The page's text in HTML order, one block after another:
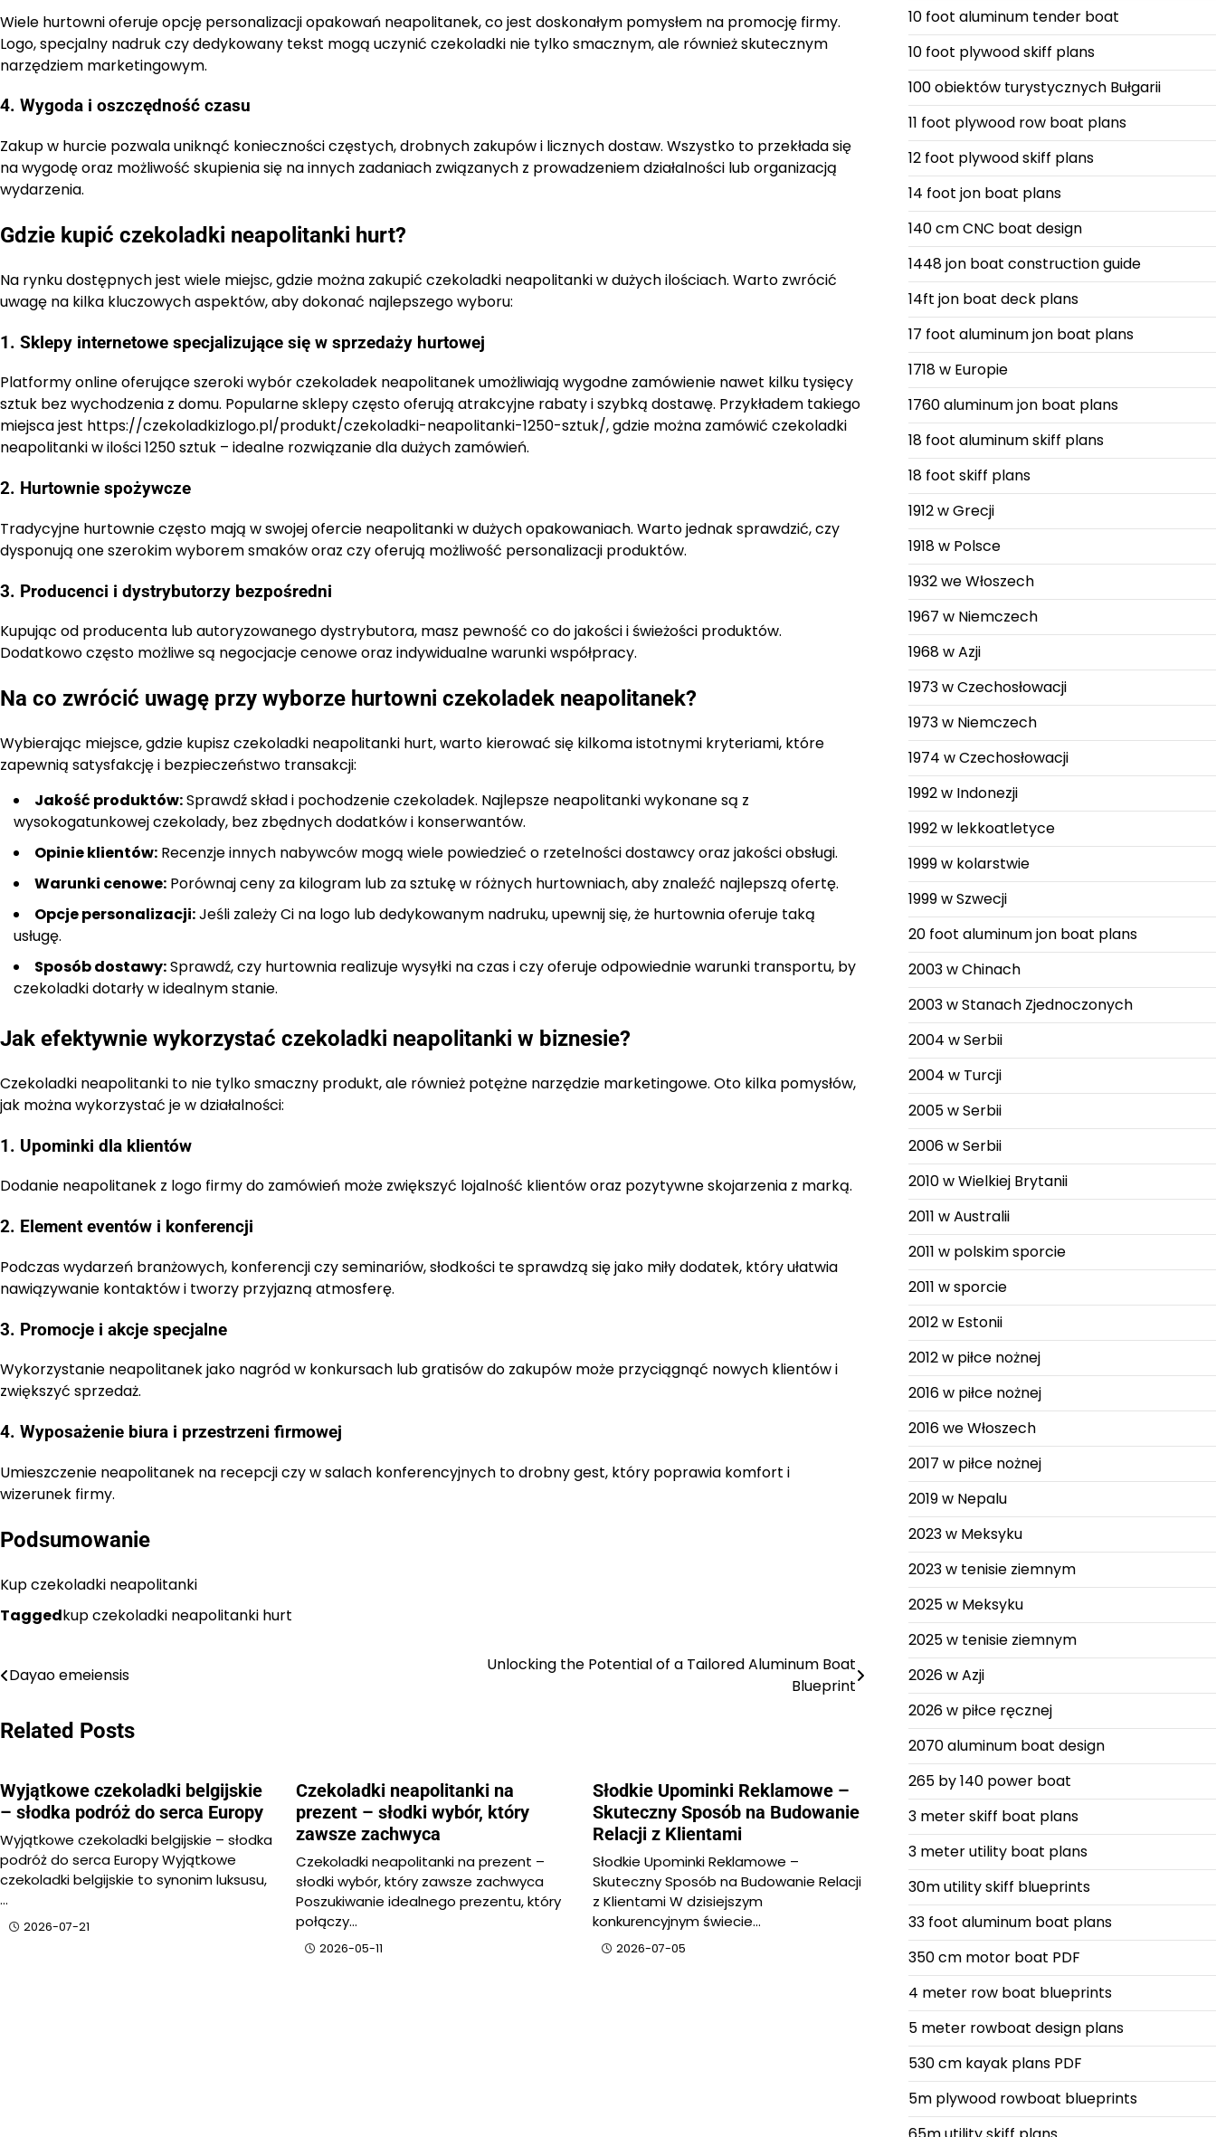
Wiele hurtowni oferuje opcję personalizacji opakowań neapolitanek, co jest doskonałym pomysłem na promocję firmy.
Logo, specjalny nadruk czy dedykowany tekst mogą uczynić czekoladki nie tylko smacznym, ale również skutecznym
narzędziem marketingowym.
4. Wygoda i oszczędność czasu
Zakup w hurcie pozwala uniknąć konieczności częstych, drobnych zakupów i licznych dostaw. Wszystko to przekłada się
na wygodę oraz możliwość skupienia się na innych zadaniach związanych z prowadzeniem działalności lub organizacją
wydarzenia.
Gdzie kupić czekoladki neapolitanki hurt?
Na rynku dostępnych jest wiele miejsc, gdzie można zakupić czekoladki neapolitanki w dużych ilościach. Warto zwrócić
uwagę na kilka kluczowych aspektów, aby dokonać najlepszego wyboru:
1. Sklepy internetowe specjalizujące się w sprzedaży hurtowej
Platformy online oferujące szeroki wybór czekoladek neapolitanek umożliwiają wygodne zamówienie nawet kilku tysięcy
sztuk bez wychodzenia z domu. Popularne sklepy często oferują atrakcyjne rabaty i szybką dostawę. Przykładem takiego
miejsca jest https://czekoladkizlogo.pl/produkt/czekoladki-neapolitanki-1250-sztuk/, gdzie można zamówić czekoladki
neapolitanki w ilości 1250 sztuk – idealne rozwiązanie dla dużych zamówień.
2. Hurtownie spożywcze
Tradycyjne hurtownie często mają w swojej ofercie neapolitanki w dużych opakowaniach. Warto jednak sprawdzić, czy
dysponują one szerokim wyborem smaków oraz czy oferują możliwość personalizacji produktów.
3. Producenci i dystrybutorzy bezpośredni
Kupując od producenta lub autoryzowanego dystrybutora, masz pewność co do jakości i świeżości produktów.
Dodatkowo często możliwe są negocjacje cenowe oraz indywidualne warunki współpracy.
Na co zwrócić uwagę przy wyborze hurtowni czekoladek neapolitanek?
Wybierając miejsce, gdzie kupisz czekoladki neapolitanki hurt, warto kierować się kilkoma istotnymi kryteriami, które
zapewnią satysfakcję i bezpieczeństwo transakcji:
Jakość produktów:Sprawdź skład i pochodzenie czekoladek. Najlepsze neapolitanki wykonane są z
wysokogatunkowej czekolady, bez zbędnych dodatków i konserwantów.
Opinie klientów: Recenzje innych nabywców mogą wiele powiedzieć o rzetelności dostawcy oraz jakości obsługi.
Warunki cenowe: Porównaj ceny za kilogram lub za sztukę w różnych hurtowniach, aby znaleźć najlepszą ofertę.
Opcje personalizacji:Jeśli zależy Ci na logo lub dedykowanym nadruku, upewnij się, że hurtownia oferuje taką
usługę.
Sposób dostawy:Sprawdź, czy hurtownia realizuje wysyłki na czas i czy oferuje odpowiednie warunki transportu, by
czekoladki dotarły w idealnym stanie.
Jak efektywnie wykorzystać czekoladki neapolitanki w biznesie?
Czekoladki neapolitanki to nie tylko smaczny produkt, ale również potężne narzędzie marketingowe. Oto kilka pomysłów,
jak można wykorzystać je w działalności:
1. Upominki dla klientów
Dodanie neapolitanek z logo firmy do zamówień może zwiększyć lojalność klientów oraz pozytywne skojarzenia z marką.
2. Element eventów i konferencji
Podczas wydarzeń branżowych, konferencji czy seminariów, słodkości te sprawdzą się jako miły dodatek, który ułatwia
nawiązywanie kontaktów i tworzy przyjazną atmosferę.
3. Promocje i akcje specjalne
Wykorzystanie neapolitanek jako nagród w konkursach lub gratisów do zakupów może przyciągnąć nowych klientów i
zwiększyć sprzedaż.
4. Wyposażenie biura i przestrzeni firmowej
Umieszczenie neapolitanek na recepcji czy w salach konferencyjnych to drobny gest, który poprawia komfort i
wizerunek firmy.
Podsumowanie
Kup czekoladki neapolitanki
Taggedkup czekoladki neapolitanki hurt
Nawigacja
Dayao emeiensis
Unlocking the Potential of a Tailored Aluminum Boat
Blueprint
Related Posts
Wyjątkowe czekoladki belgijskie
– słodka podróż do serca Europy
Wyjątkowe czekoladki belgijskie – słodka
podróż do serca Europy Wyjątkowe
czekoladki belgijskie to synonim luksusu,
…
2026-07-21
Czekoladki neapolitanki na
prezent – słodki wybór, który
zawsze zachwyca
Czekoladki neapolitanki na prezent –
słodki wybór, który zawsze zachwyca
Poszukiwanie idealnego prezentu, który
połączy…
2026-05-11
Słodkie Upominki Reklamowe –
Skuteczny Sposób na Budowanie
Relacji z Klientami
Słodkie Upominki Reklamowe –
Skuteczny Sposób na Budowanie Relacji
z Klientami W dzisiejszym
konkurencyjnym świecie…
2026-07-05
10 foot aluminum tender boat
10 foot plywood skiff plans
100 obiektów turystycznych Bułgarii
11 foot plywood row boat plans
12 foot plywood skiff plans
14 foot jon boat plans
140 cm CNC boat design
1448 jon boat construction guide
14ft jon boat deck plans
17 foot aluminum jon boat plans
1718 w Europie
1760 aluminum jon boat plans
18 foot aluminum skiff plans
18 foot skiff plans
1912 w Grecji
1918 w Polsce
1932 we Włoszech
1967 w Niemczech
1968 w Azji
1973 w Czechosłowacji
1973 w Niemczech
1974 w Czechosłowacji
1992 w Indonezji
1992 w lekkoatletyce
1999 w kolarstwie
1999 w Szwecji
20 foot aluminum jon boat plans
2003 w Chinach
2003 w Stanach Zjednoczonych
2004 w Serbii
2004 w Turcji
2005 w Serbii
2006 w Serbii
2010 w Wielkiej Brytanii
2011 w Australii
2011 w polskim sporcie
2011 w sporcie
2012 w Estonii
2012 w piłce nożnej
2016 w piłce nożnej
2016 we Włoszech
2017 w piłce nożnej
2019 w Nepalu
2023 w Meksyku
2023 w tenisie ziemnym
2025 w Meksyku
2025 w tenisie ziemnym
2026 w Azji
2026 w piłce ręcznej
2070 aluminum boat design
265 by 140 power boat
3 meter skiff boat plans
3 meter utility boat plans
30m utility skiff blueprints
33 foot aluminum boat plans
350 cm motor boat PDF
4 meter row boat blueprints
5 meter rowboat design plans
530 cm kayak plans PDF
5m plywood rowboat blueprints